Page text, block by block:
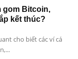
gom Bitcoin,
kết thúc?
cho biết các ví cá